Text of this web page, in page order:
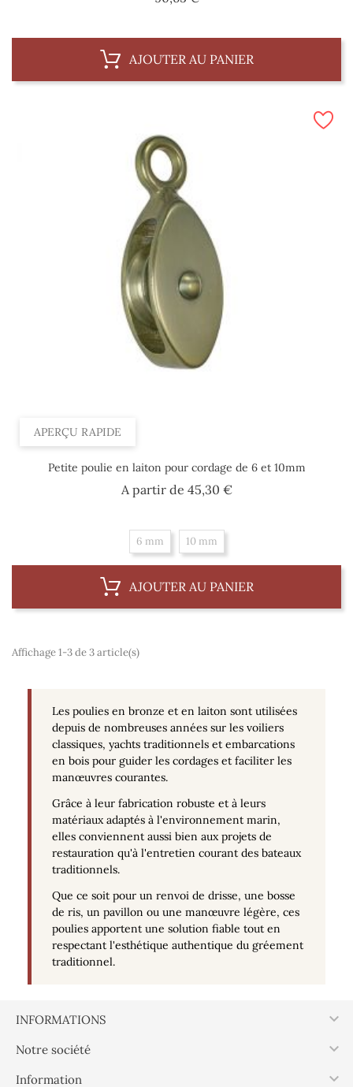
AJOUTER AU PANIER
APERÇU RAPIDE
Petite poulie en laiton pour cordage de 6 et 10mm
A partir de 45,30 €Prix
6 mm 10 mm
AJOUTER AU PANIER
Affichage 1-3 de 3 article(s)
Les poulies en bronze et en laiton sont utilisées
depuis de nombreuses années sur les voiliers
classiques, yachts traditionnels et embarcations
en bois pour guider les cordages et faciliter les
manœuvres courantes.
Grâce à leur fabrication robuste et à leurs
matériaux adaptés à l'environnement marin,
elles conviennent aussi bien aux projets de
restauration qu'à l'entretien courant des bateaux
traditionnels.
Que ce soit pour un renvoi de drisse, une bosse
de ris, un pavillon ou une manœuvre légère, ces
poulies apportent une solution fiable tout en
respectant l'esthétique authentique du gréement
traditionnel.
INFORMATIONS 
Notre société 
Information 